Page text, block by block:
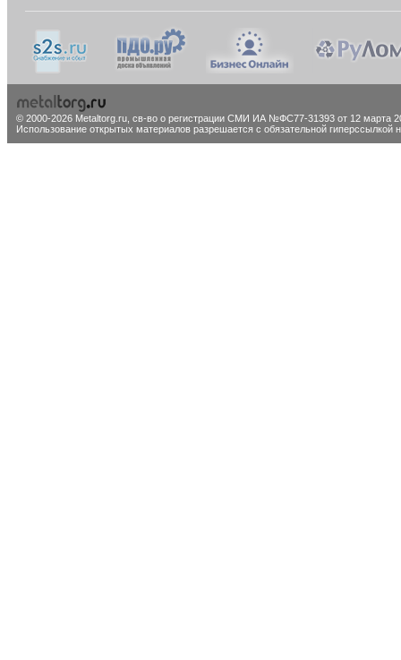
© 2000-2026 Metaltorg.ru, св-во о регистрации СМИ ИА №ФС77-31393 от 12 марта
Использование открытых материалов разрешается с обязательной гиперссылкой